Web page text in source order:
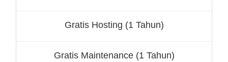
Gratis Hosting (1 Tahun)
Gratis Maintenance (1 Tahun)